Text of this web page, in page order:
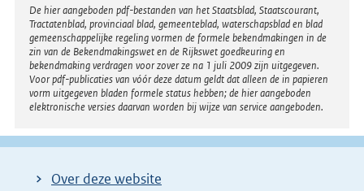
Disclaimer
De hier aangeboden pdf-bestanden van het Staatsblad, Staatscourant,
Tractatenblad, provinciaal blad, gemeenteblad, waterschapsblad en blad
gemeenschappelijke regeling vormen de formele bekendmakingen in de
zin van de Bekendmakingswet en de Rijkswet goedkeuring en
bekendmaking verdragen voor zover ze na 1 juli 2009 zijn uitgegeven.
Voor pdf-publicaties van vóór deze datum geldt dat alleen de in papieren
vorm uitgegeven bladen formele status hebben; de hier aangeboden
elektronische versies daarvan worden bij wijze van service aangeboden.
Over deze website